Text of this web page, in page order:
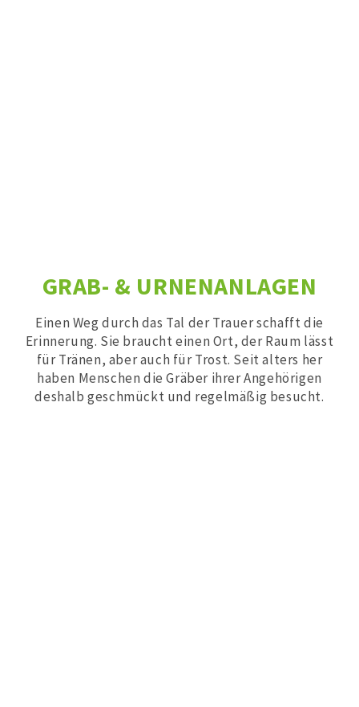
GRAB- & URNENANLAGEN
Einen Weg durch das Tal der Trauer schafft die
Erinnerung. Sie braucht einen Ort, der Raum lässt
für Tränen, aber auch für Trost. Seit alters her
haben Menschen die Gräber ihrer Angehörigen
deshalb geschmückt und regelmäßig besucht.